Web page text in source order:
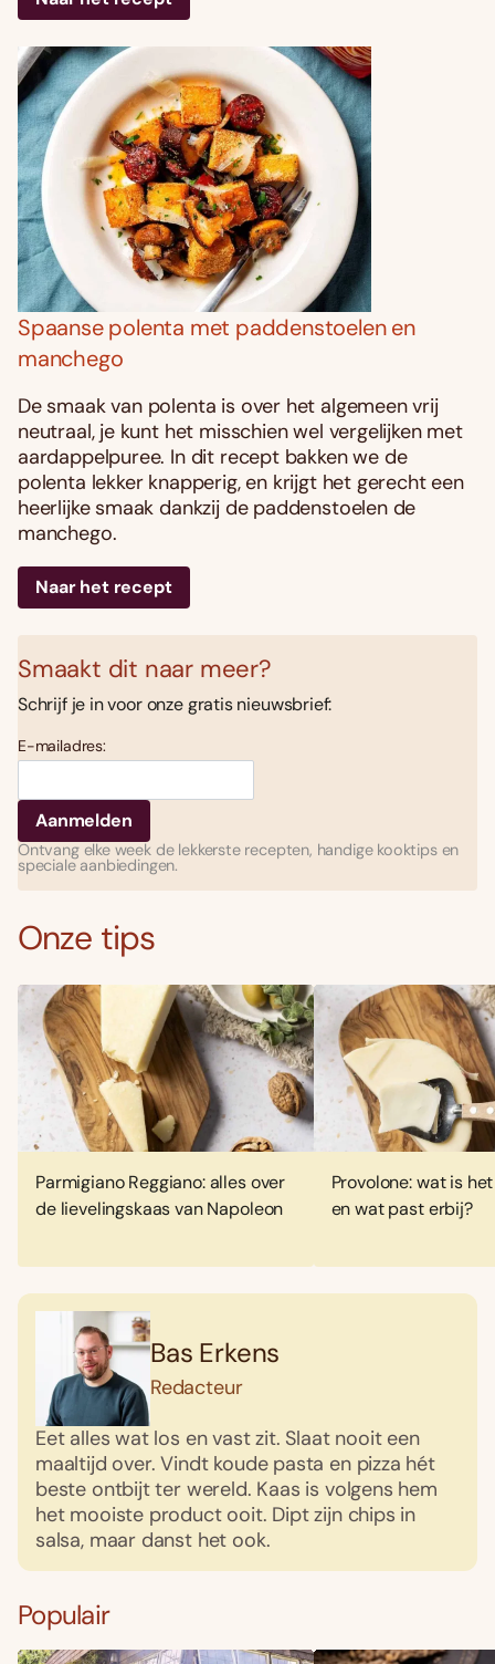
Spaanse polenta met paddenstoelen en
manchego
De smaak van polenta is over het algemeen vrij
neutraal, je kunt het misschien wel vergelijken met
aardappelpuree. In dit recept bakken we de
polenta lekker knapperig, en krijgt het gerecht een
heerlijke smaak dankzij de paddenstoelen de
manchego.
Naar het recept
Smaakt dit naar meer?
Schrijf je in voor onze gratis nieuwsbrief:
E-mailadres:
Ontvang elke week de lekkerste recepten, handige kooktips en
speciale aanbiedingen.
Onze tips
Parmigiano Reggiano: alles over
de lievelingskaas van Napoleon
Provolone: wat is
en wat past erbij?
Bas Erkens
Redacteur
Eet alles wat los en vast zit. Slaat nooit een
maaltijd over. Vindt koude pasta en pizza hét
beste ontbijt ter wereld. Kaas is volgens hem
het mooiste product ooit. Dipt zijn chips in
salsa, maar danst het ook.
Populair